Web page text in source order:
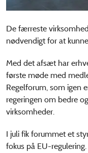
De færreste
nødvendigt for at
Med det afsæt har
første møde med
Regelforum, som igen
regeringen om bedre
virksomheder.
I juli fik forummet et
fokus på EU-